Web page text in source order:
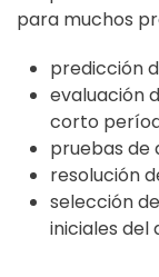
para muchos
predicción
evaluación
corto
pruebas de
resolución
selección
iniciales del